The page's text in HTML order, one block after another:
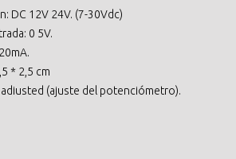
DC 12V 24V. (7-30Vdc)
0 5V.
* 2,5 cm
(ajuste del potenciómetro).